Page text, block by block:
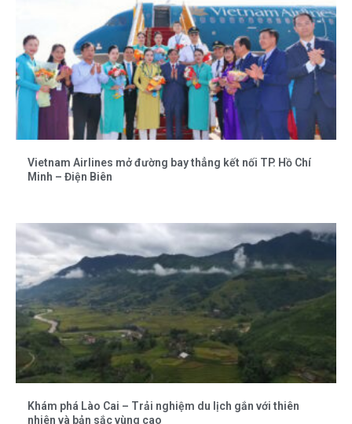
Vietnam Airlines mở đường bay thẳng kết nối TP. Hồ Chí
Minh – Điện Biên
Khám phá Lào Cai – Trải nghiệm du lịch gắn với thiên
nhiên và bản sắc vùng cao